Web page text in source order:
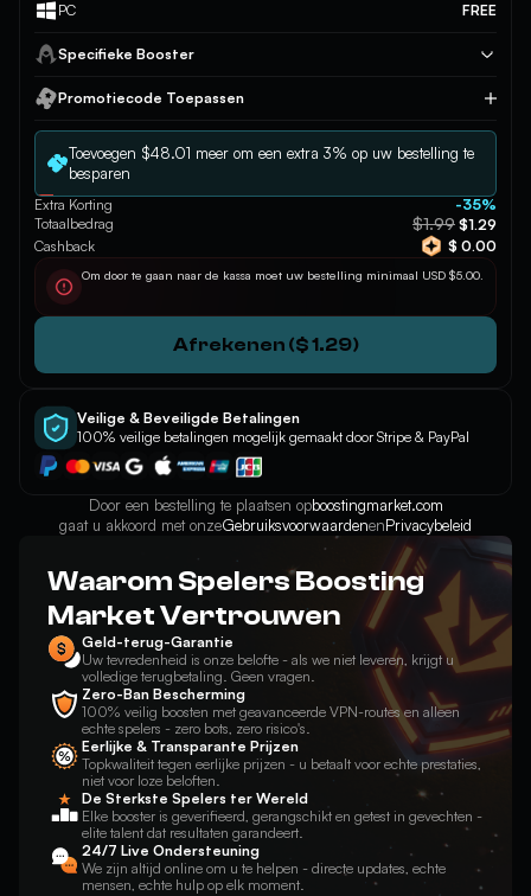
PC
FREE
Specifieke Booster
Promotiecode Toepassen
Toepassen
Toevoegen $48.01 meer om een extra 3% op uw bestelling te
besparen
Extra Korting
-35%
Totaalbedrag
$1.99 $1.29
Cashback
$ 0.00
Om door te gaan naar de kassa moet uw bestelling minimaal USD $5.00.
Afrekenen ($ 1.29)
Veilige & Beveiligde Betalingen
100% veilige betalingen mogelijk gemaakt door Stripe & PayPal
Door een bestelling te plaatsen opboostingmarket.com
gaat u akkoord met onzeGebruiksvoorwaardenenPrivacybeleid
Waarom Spelers Boosting
Market Vertrouwen
Geld-terug-Garantie
Uw tevredenheid is onze belofte - als we niet leveren, krijgt u
volledige terugbetaling. Geen vragen.
Zero-Ban Bescherming
100% veilig boosten met geavanceerde VPN-routes en alleen
echte spelers - zero bots, zero risico's.
Eerlijke & Transparante Prijzen
Topkwaliteit tegen eerlijke prijzen - u betaalt voor echte prestaties,
niet voor loze beloften.
De Sterkste Spelers ter Wereld
Elke booster is geverifieerd, gerangschikt en getest in gevechten -
elite talent dat resultaten garandeert.
24/7 Live Ondersteuning
We zijn altijd online om u te helpen - directe updates, echte
mensen, echte hulp op elk moment.